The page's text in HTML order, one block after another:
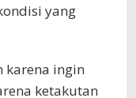
yang
karena ingin
ketakutan